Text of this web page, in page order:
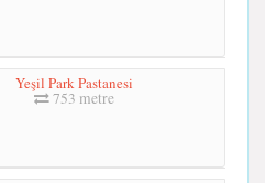
Yeşil Park Pastanesi
753 metre